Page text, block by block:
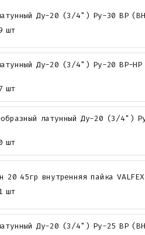
шт
Ду-20 (3/4") Ру-30 ВР
шт
Ду-20 (3/4") Ру-20 ВР-
шт
образный латунный Ду-20 (3/4")
шт
20 45гр внутренняя пайка VALFEX
Ду-20 (3/4") Ру-25 ВР